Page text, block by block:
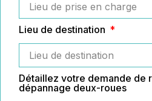
Lieu de destination
Détaillez votre demande de
dépannage deux-roues